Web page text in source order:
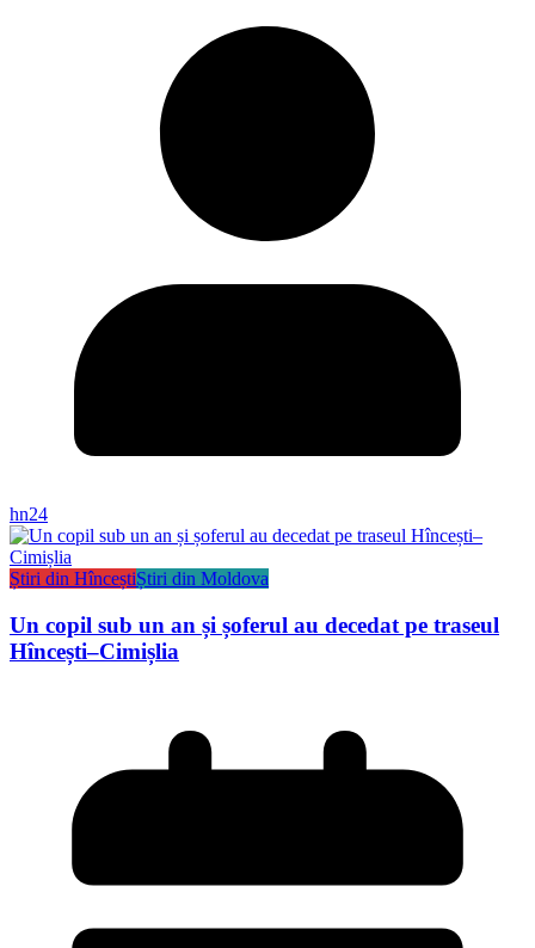
hn24
Știri din HînceștiȘtiri din Moldova
Un copil sub un an și șoferul au decedat pe traseul
Hîncești–Cimișlia